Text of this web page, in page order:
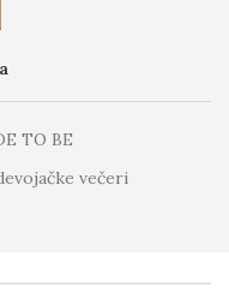
TO BE
večeri